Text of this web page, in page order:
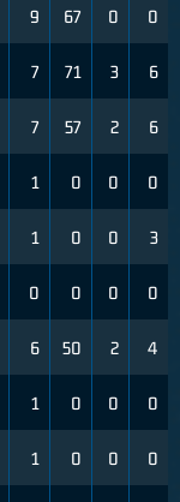
9 67 0 0
7 71 3 6
7 57 2 6
1 0 0 0
1 0 0 3
0 0 0 0
6 50 2 4
1 0 0 0
1 0 0 0